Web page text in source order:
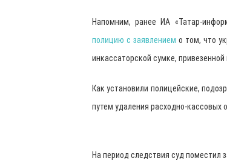
Напомним, ранее ИА «Татар-
полицию с заявлением о том, что
инкассаторской сумке,
Как установили полицейские,
путем удаления расходно-кассовых
На период следствия суд поместил